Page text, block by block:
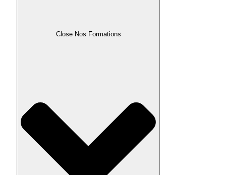
Close Nos Formations